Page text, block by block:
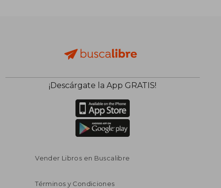
¡Descárgate la App GRATIS!
Vender Libros en Buscalibre
Términos y Condiciones